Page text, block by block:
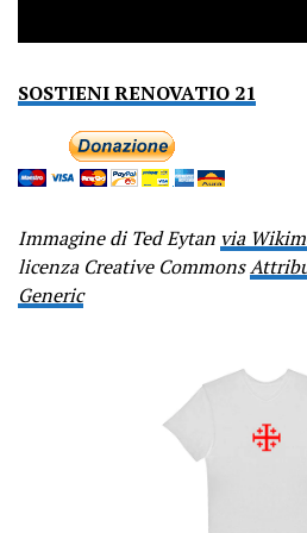
SOSTIENI RENOVATIO 21
Immagine di Ted Eytan via
licenza Creative Commons
Generic